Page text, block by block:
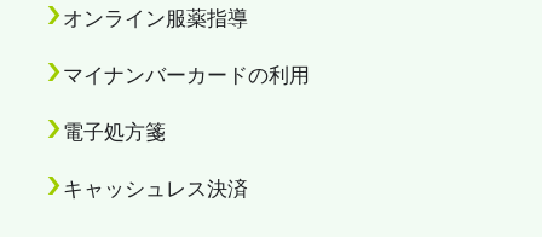
オンライン服薬指導
マイナンバーカードの利用
電子処方箋
キャッシュレス決済